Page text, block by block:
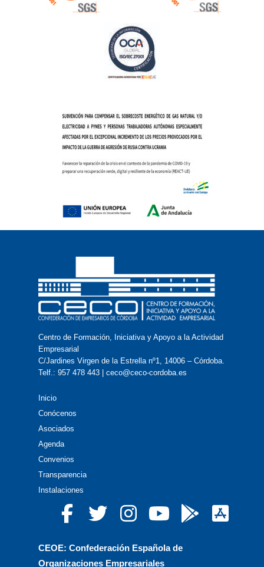
Centro de Formación, Iniciativa y Apoyo a la Actividad
Empresarial
C/Jardines Virgen de la Estrella nº1, 14006 – Córdoba.
Telf.: 957 478 443 | ceco@ceco-cordoba.es
Inicio
Conócenos
Asociados
Agenda
Convenios
Transparencia
Instalaciones
CEOE: Confederación Española de
Organizaciones Empresariales